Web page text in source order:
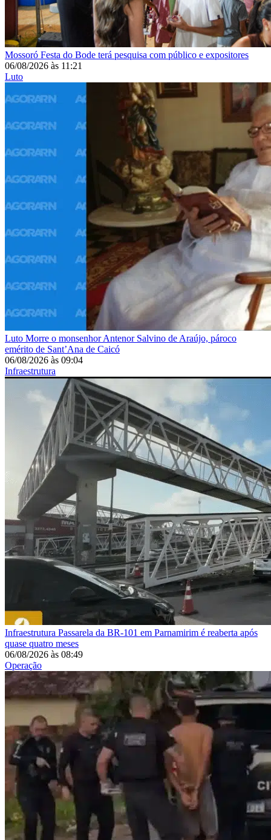
Mossoró Festa do Bode terá pesquisa com público e expositores
06/08/2026 às 11:21
Luto
Luto Morre o monsenhor Antenor Salvino de Araújo, pároco
emérito de Sant’Ana de Caicó
06/08/2026 às 09:04
Infraestrutura
Infraestrutura Passarela da BR-101 em Parnamirim é reaberta após
quase quatro meses
06/08/2026 às 08:49
Operação